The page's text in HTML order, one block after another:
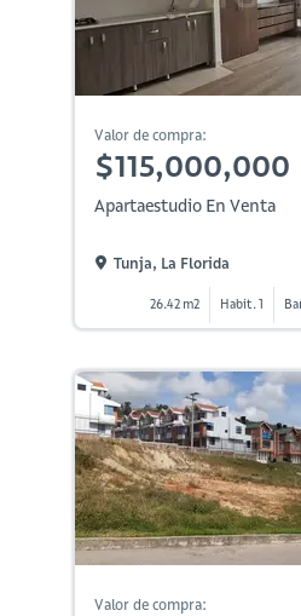
Valor de compra:
$115,000,000
Apartaestudio En Venta
Tunja, La Florida
26.42 m2 Habit. 1
Valor de compra: